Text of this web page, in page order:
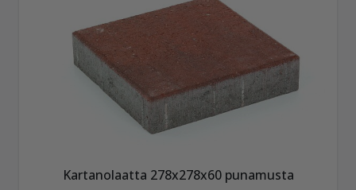
Kartanolaatta 278x278x60 punamusta